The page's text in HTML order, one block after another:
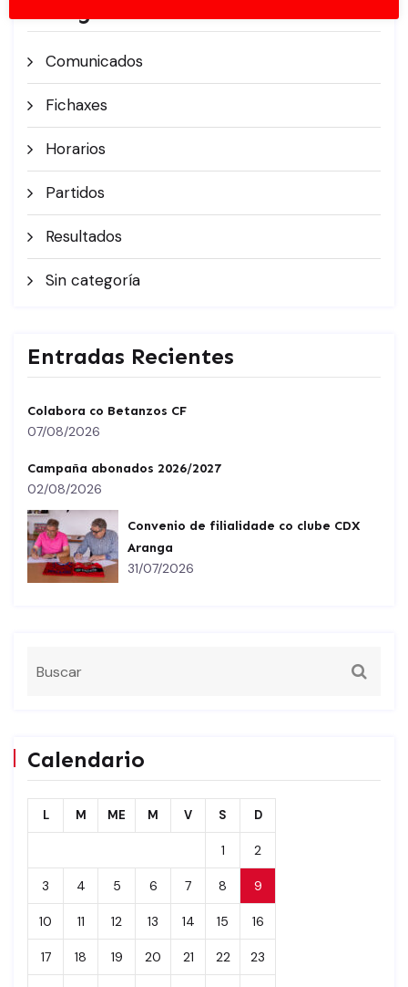
Comunicados
Fichaxes
Horarios
Partidos
Resultados
Sin categoría
Entradas Recientes
Colabora co Betanzos CF
07/08/2026
Campaña abonados 2026/2027
02/08/2026
Convenio de filialidade co clube CDX
Aranga
31/07/2026
Calendario
L M ME M V S D
1 2
3 4 5 6 7 8 9
10 11 12 13 14 15 16
17 18 19 20 21 22 23